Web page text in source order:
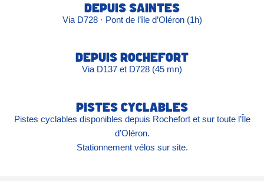
DEPUIS SAINTES
Via D728 · Pont de l’île d’Oléron (1h)
DEPUIS ROCHEFORT
Via D137 et D728 (45 mn)
PISTES CYCLABLES
Pistes cyclables disponibles depuis Rochefort et sur toute l’Île
d’Oléron.
Stationnement vélos sur site.